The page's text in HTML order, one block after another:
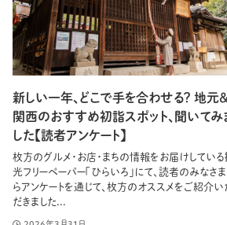
新しい一年、どこで手を合わせる？ 地元＆
関西のおすすめ初詣スポット、聞いてみ
した【読者アンケート】
枚方のグルメ・お店・まちの情報をお届けしている
光フリーペーパー「ひらいろ」にて、読者のみなさ
らアンケートを通じて、枚方のオススメをご紹介い
だきました...